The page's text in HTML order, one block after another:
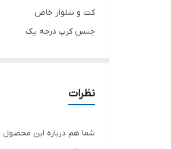
کت و شلوار خاص
جنس کرپ درجه یک
برای خرید سایز های بالاتر ۵۲ تا ۶۰ از واتس اپ پیام دهید ۰۹۰۵۳۷۷۴۹۵۷
.
نظرات
شما هم درباره این محصول